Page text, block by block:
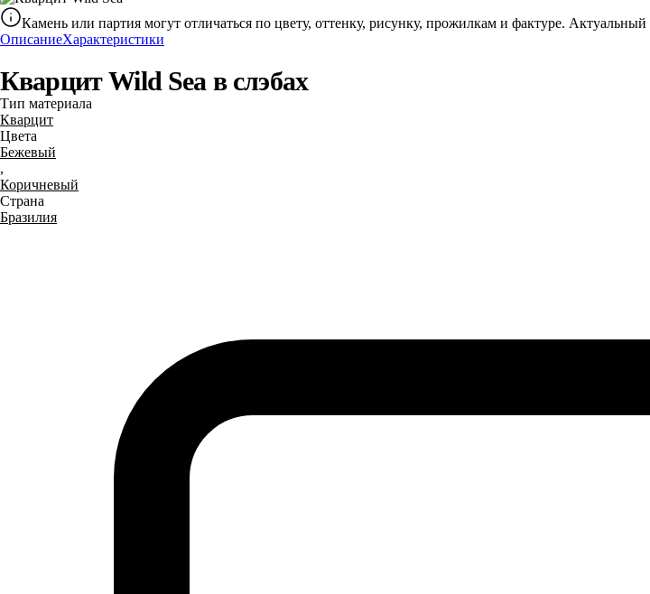
Камень или партия могут отличаться по цвету, оттенку, рисунку, прожилкам и фактуре.
ОписаниеХарактеристики
Кварцит Wild Sea в слэбах
Тип материала
Кварцит
Цвета
Бежевый
,
Коричневый
Страна
Бразилия